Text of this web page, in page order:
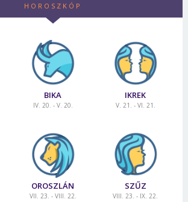
HOROSZKÓP
BIKA
IV. 20. - V. 20.
IKREK
V. 21. - VI. 21.
OROSZLÁN
VII. 23. - VIII. 22.
SZŰZ
VIII. 23. - IX. 22.